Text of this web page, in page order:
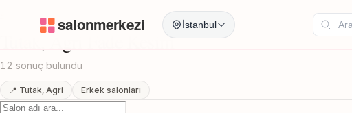
İstanbul
Fade Kesim
Tutak, Agri Fade Kesim
12 sonuç bulundu
📍 Tutak, Agri Erkek salonları